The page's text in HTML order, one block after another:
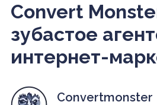
Convert
зубастое
интернет-
Convertmonster